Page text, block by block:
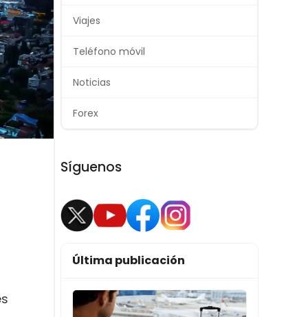
Viajes
Teléfono móvil
Noticias
Forex
Síguenos
Última publicación